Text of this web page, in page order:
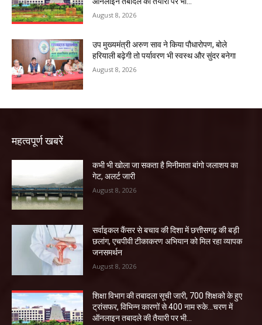
August 8, 2026
उप मुख्यमंत्री अरुण साव ने किया पौधारोपण, बोले
हरियाली बढ़ेगी तो पर्यावरण भी स्वस्थ और सुंदर बनेगा
August 8, 2026
महत्वपूर्ण खबरें
कभी भी खोला जा सकता है मिनीमाता बांगो जलाशय का
गेट, अलर्ट जारी
August 8, 2026
सर्वाइकल कैंसर से बचाव की दिशा में छत्तीसगढ़ की बड़ी
छलांग, एचपीवी टीकाकरण अभियान को मिल रहा व्यापक
जनसमर्थन
August 8, 2026
शिक्षा विभाग की तबादला सूची जारी, 700 शिक्षको के हुए
ट्रांसफर, विभिन्न कारणों से 400 नाम रुके…चरण में
ऑनलाइन तबादले की तैयारी पर भी...